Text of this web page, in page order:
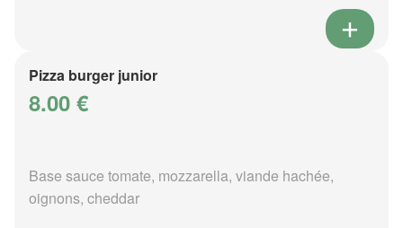
Pizza burger junior
8.00 €
Base sauce tomate, mozzarella, viande hachée,
oignons, cheddar